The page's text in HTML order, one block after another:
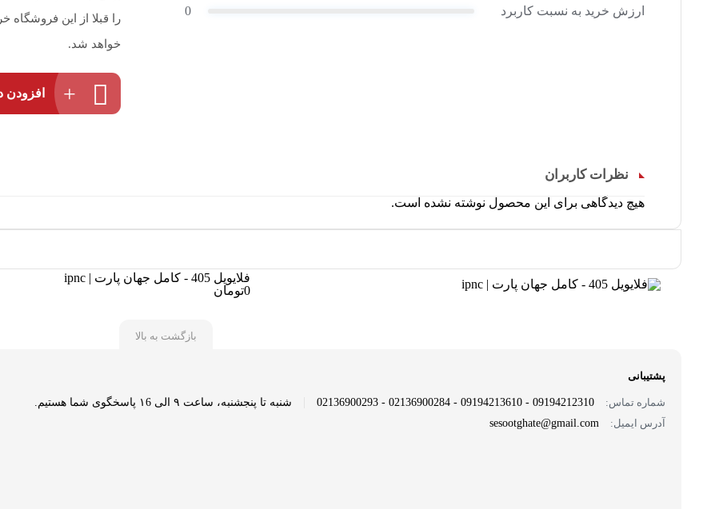
ارزش خرید به نسبت کاربرد 0
را قبلا از این
خواهد شد.
افزودن
نظرات کاربران
هیچ دیدگاهی برای این محصول نوشته نشده است.
فلایویل 405 - کامل جهان پارت | ipnc
0تومان
بازگشت به بالا
پشتیبانی
شماره تماس: 09194212310 - 09194213610 - 02136900284 - 02136900293
شنبه تا پنجشنبه، ساعت ۹ الی ۱6 پاسخگوی شما هستیم.
آدرس ایمیل:
sesootghate@gmail.com